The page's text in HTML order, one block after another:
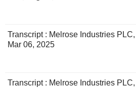
Transcript : Melrose Industries
Mar 06, 2025
Transcript : Melrose Industries